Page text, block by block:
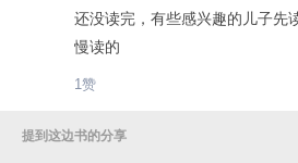
还没读完，有些感兴趣的儿子先
慢读的
1赞
提到这边书的分享